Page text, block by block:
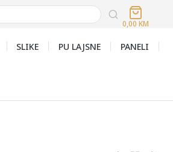
0,00 KM
SLIKE PU LAJSNE PANELI